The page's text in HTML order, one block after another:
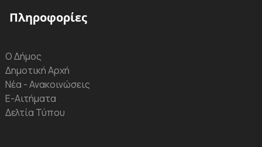
Πληροφορίες
Ο Δήμος
Δημοτική Αρχή
Νέα - Ανακοινώσεις
Ε-Αιτήματα
Δελτία Τύπου